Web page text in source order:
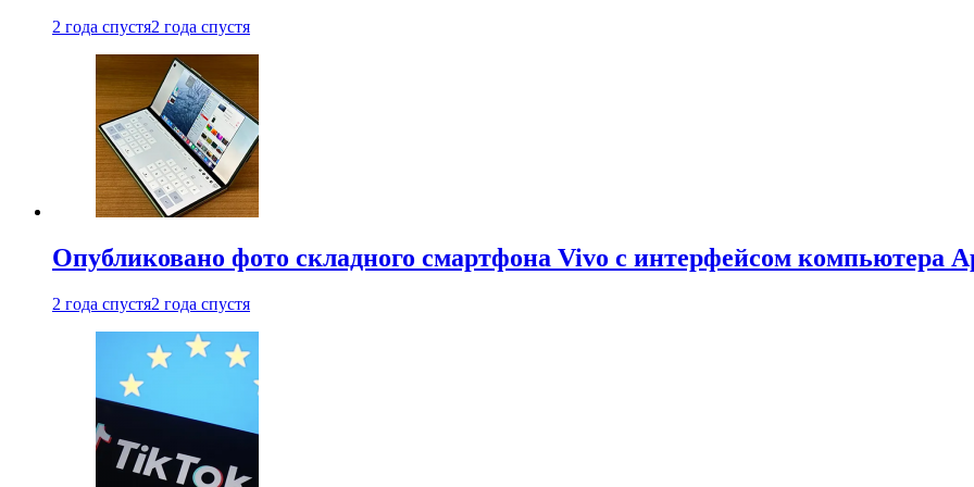
2 года спустя2 года спустя
Опубликовано фото складного смартфона Vivo с интерфейсом компьютера
2 года спустя2 года спустя